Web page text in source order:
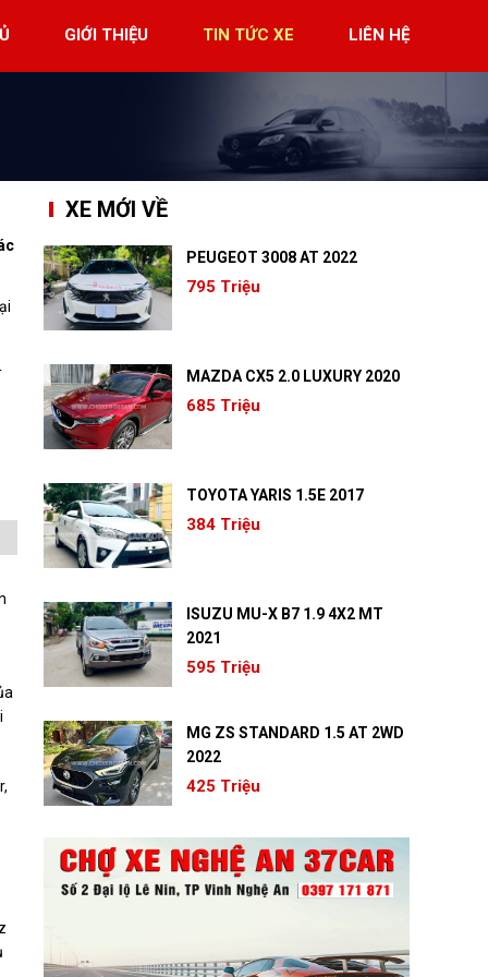
GIỚI THIỆU TIN TỨC XE LIÊN HỆ
XE MỚI VỀ
PEUGEOT 3008 AT 2022
795 Triệu
MAZDA CX5 2.0 LUXURY 2020
685 Triệu
TOYOTA YARIS 1.5E 2017
384 Triệu
ISUZU MU-X B7 1.9 4X2 MT
2021
595 Triệu
MG ZS STANDARD 1.5 AT 2WD
2022
425 Triệu